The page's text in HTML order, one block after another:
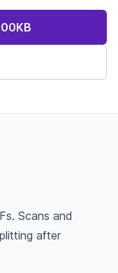
Scans and
after